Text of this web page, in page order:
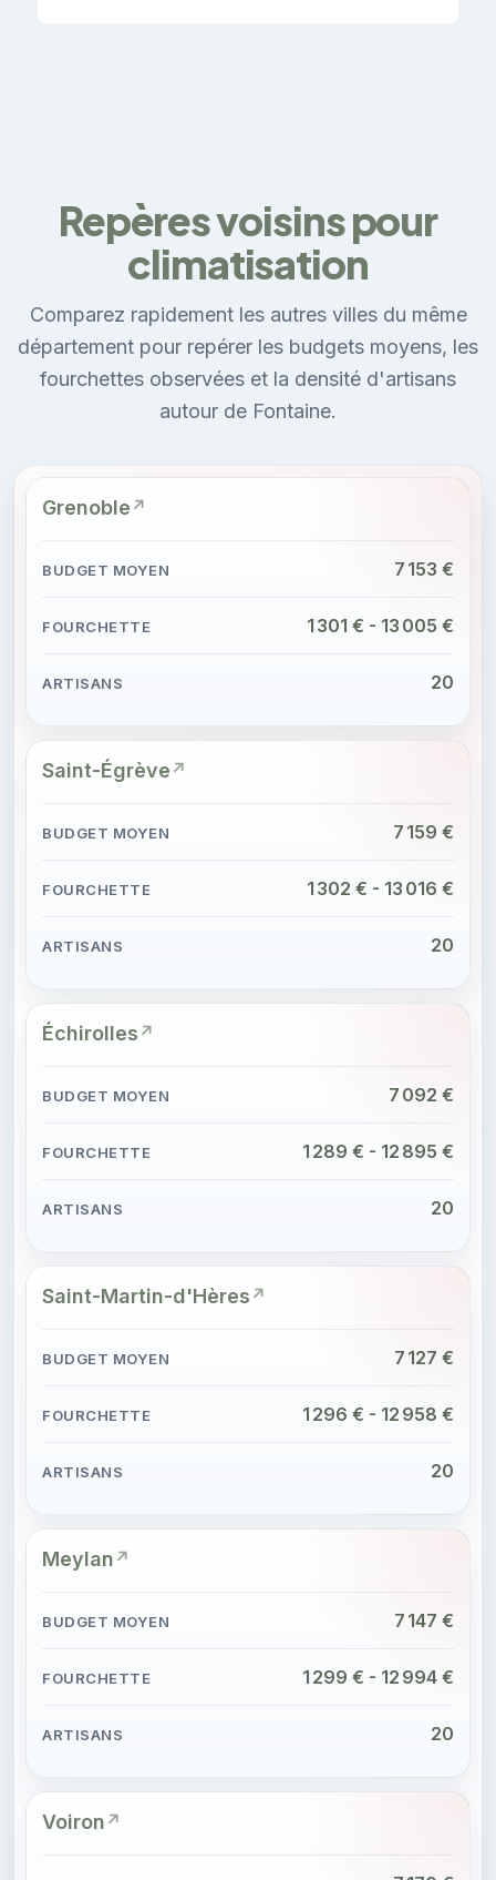
Repères voisins pour
climatisation
Comparez rapidement les autres villes du même
département pour repérer les budgets moyens, les
fourchettes observées et la densité d'artisans
autour de Fontaine.
Grenoble
7 153 €
1 301 € - 13 005 €
20
Saint-Égrève
7 159 €
1 302 € - 13 016 €
20
Échirolles
7 092 €
1 289 € - 12 895 €
20
Saint-Martin-d'Hères
7 127 €
1 296 € - 12 958 €
20
Meylan
7 147 €
1 299 € - 12 994 €
20
Voiron